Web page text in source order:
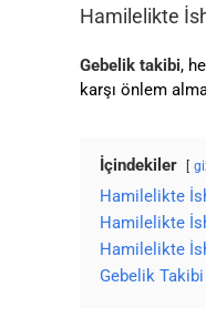
Hamilelikte
Gebelik takibi,
karşı önlem
İçindekiler
Hamilelikte
Hamilelikte
Hamilelikte
Gebelik Takibi